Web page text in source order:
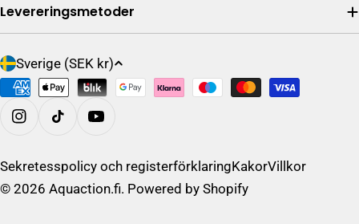
Levereringsmetoder
L
a
n
R
e
Sverige (SEK kr)
Betalningsalternativ
På Instagram
© 2026 Aquaction.fi. Powered by Shopify
Sekretesspolicy och registerförklaringKakorVillkor